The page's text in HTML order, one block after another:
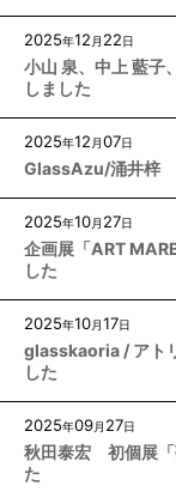
2025年12 月 22日
小山 泉、中上 藍
しました
2025年12 月07日
GlassAzu/涌井梓
2025年10月 27日
企画展「ART
した
2025年10月17日
glasskaoria / アト
した
2025年09月 27日
秋田泰宏 初個展「
た